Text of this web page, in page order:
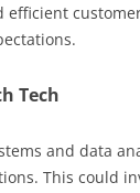
efficient
Tech
and data
This could